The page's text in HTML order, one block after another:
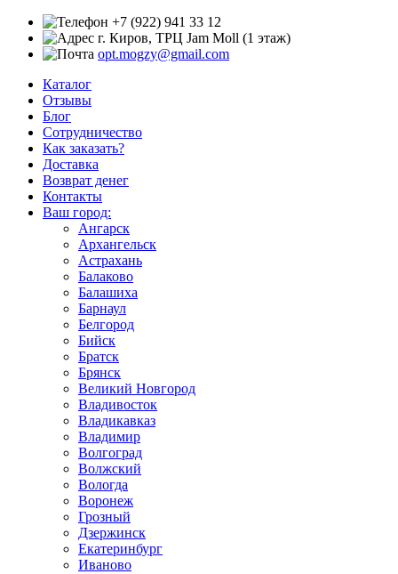
+7 (922) 941 33 12
г. Киров, ТРЦ Jam Moll (1 этаж)
opt.mogzy@gmail.com
Каталог
Отзывы
Блог
Сотрудничество
Как заказать?
Доставка
Возврат денег
Контакты
Ваш город:
Ангарск
Архангельск
Астрахань
Балаково
Балашиха
Барнаул
Белгород
Бийск
Братск
Брянск
Великий Новгород
Владивосток
Владикавказ
Владимир
Волгоград
Волжский
Вологда
Воронеж
Грозный
Дзержинск
Екатеринбург
Иваново